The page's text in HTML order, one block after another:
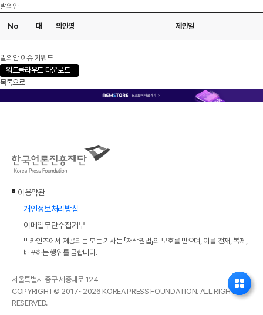
발의안
No 대 의안명 제안일
발의안 이슈 키워드
워드클라우드 다운로드
목록으로
이용약관
개인정보처리방침
이메일무단수집거부
빅카인즈에서 제공되는 모든 기사는 「저작권법」의 보호를 받으며, 이를 전재, 복제,
배포하는 행위를 금합니다.
서울특별시 중구 세종대로 124
COPYRIGHT© 2017~2026 KOREA PRESS FOUNDATION. ALL RIGHTS
RESERVED.